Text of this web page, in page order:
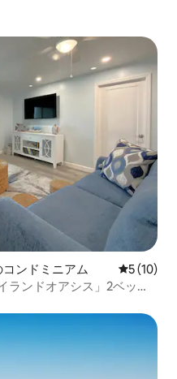
行中の可
す。 -
音、近
などがあ
管理外
外です。
いロケー
いスペー
バケー
ンドミニアム レビュー
5 (10)
ンドオアシス」2ベッド